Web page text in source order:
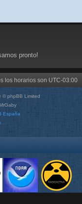
pronto!
los horarios son UTC-03:00
© phpBB Limited
España